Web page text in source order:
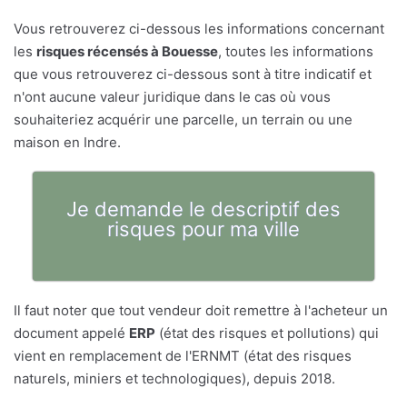
Vous retrouverez ci-dessous les informations concernant
les risques récensés à Bouesse, toutes les informations
que vous retrouverez ci-dessous sont à titre indicatif et
n'ont aucune valeur juridique dans le cas où vous
souhaiteriez acquérir une parcelle, un terrain ou une
maison en Indre.
Je demande le descriptif des
risques pour ma ville
Il faut noter que tout vendeur doit remettre à l'acheteur un
document appelé ERP (état des risques et pollutions) qui
vient en remplacement de l'ERNMT (état des risques
naturels, miniers et technologiques), depuis 2018.